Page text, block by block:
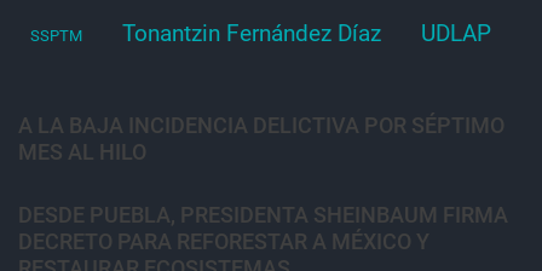
SSPTM Tonantzin Fernández Díaz UDLAP
A LA BAJA INCIDENCIA DELICTIVA POR SÉPTIMO
MES AL HILO
DESDE PUEBLA, PRESIDENTA SHEINBAUM FIRMA
DECRETO PARA REFORESTAR A MÉXICO Y